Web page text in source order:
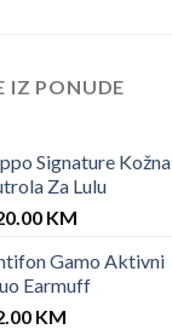
IZ PONUDE
Signature Kožna
Za Lulu
KM
Gamo Aktivni
Earmuff
KM